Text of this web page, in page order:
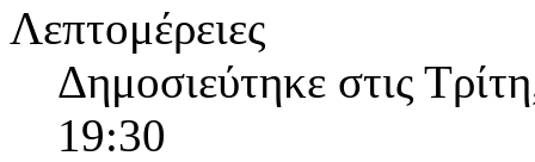
Λεπτομέρειες
Δημοσιεύτηκε στις
19:30